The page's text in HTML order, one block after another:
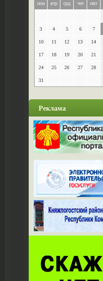
пон втр срд чет пят
3 4 5 6 7
10 11 12 13 14
17 18 19 20 21
24 25 26 27 28
31
Реклама